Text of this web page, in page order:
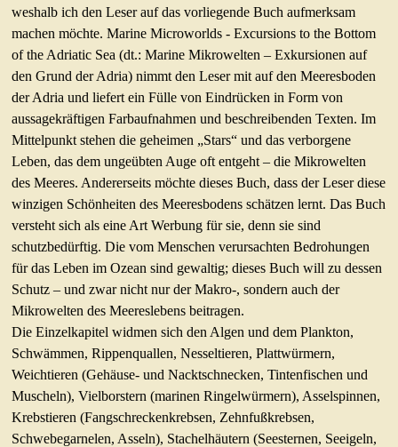
APH-PUBLIKATIONEN
Aktuelles APH-Heft
Download alter Hefte
Sonderhefte/-bände
Service für Autoren
LITERATUR/LINKS
Buchbesprechungen
Literaturhinweise
GEO KARTEN
APH-JUNIOR
TAUSCHEN/GESUCHE
KONTAKT
weshalb ich den Leser auf das vorliegende Buch aufmerksam
machen möchte. Marine Microworlds - Excursions to the Bottom
of the Adriatic Sea (dt.: Marine Mikrowelten – Exkursionen auf
den Grund der Adria) nimmt den Leser mit auf den Meeresboden
der Adria und liefert ein Fülle von Eindrücken in Form von
aussagekräftigen Farbaufnahmen und beschreibenden Texten. Im
Mittelpunkt stehen die geheimen „Stars“ und das verborgene
Leben, das dem ungeübten Auge oft entgeht – die Mikrowelten
des Meeres. Andererseits möchte dieses Buch, dass der Leser diese
winzigen Schönheiten des Meeresbodens schätzen lernt. Das Buch
versteht sich als eine Art Werbung für sie, denn sie sind
schutzbedürftig. Die vom Menschen verursachten Bedrohungen
für das Leben im Ozean sind gewaltig; dieses Buch will zu dessen
Schutz – und zwar nicht nur der Makro-, sondern auch der
Mikrowelten des Meereslebens beitragen.
Die Einzelkapitel widmen sich den Algen und dem Plankton,
Schwämmen, Rippenquallen, Nesseltieren, Plattwürmern,
Weichtieren (Gehäuse- und Nacktschnecken, Tintenfischen und
Muscheln), Vielborstern (marinen Ringelwürmern), Asselspinnen,
Krebstieren (Fangschreckenkrebsen, Zehnfußkrebsen,
Schwebegarnelen, Asseln), Stachelhäutern (Seesternen, Seeigeln,